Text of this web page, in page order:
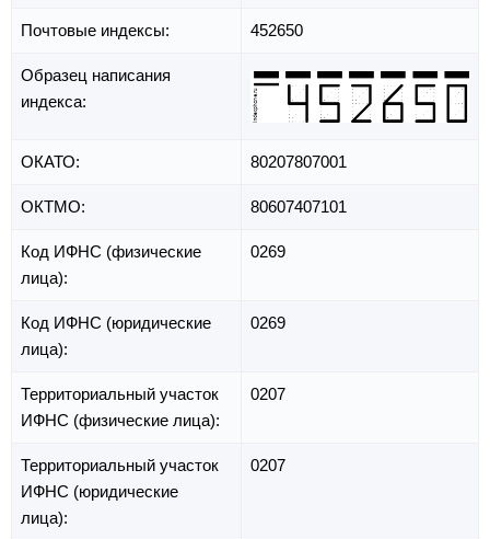
Почтовые индексы: 452650
Образец написания
индекса:
ОКАТО: 80207807001
ОКТМО: 80607407101
Код ИФНС (физические
лица):
0269
Код ИФНС (юридические
лица):
0269
Территориальный участок
ИФНС (физические лица):
0207
Территориальный участок
ИФНС (юридические
лица):
0207